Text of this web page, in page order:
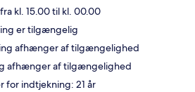
kl. 15.00 til kl. 00.00
er tilgængelig
afhænger af tilgængelighed
afhænger af tilgængelighed
for indtjekning: 21 år